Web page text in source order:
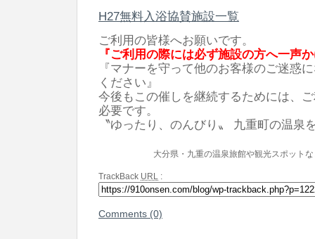
H27無料入浴協賛施設一覧
ご利用の皆様へお願いです。
『ご利用の際には必ず施設の方へ一声
『マナーを守って他のお客様のご迷惑
ください』
今後もこの催しを継続するためには、
必要です。
〝ゆったり、のんびり〟 九重町の温泉
大分県・九重の温泉旅館や観光スポット
TrackBack URL :
Comments (0)